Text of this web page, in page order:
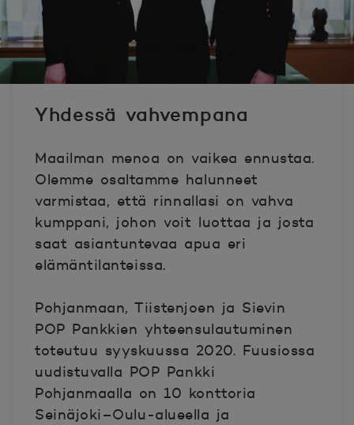
Yhdessä vahvempana
Maailman menoa on vaikea ennustaa.
Olemme osaltamme halunneet
varmistaa, että rinnallasi on vahva
kumppani, johon voit luottaa ja josta
saat asiantuntevaa apua eri
elämäntilanteissa.
Pohjanmaan, Tiistenjoen ja Sievin
POP Pankkien yhteensulautuminen
toteutuu syyskuussa 2020. Fuusiossa
uudistuvalla POP Pankki
Pohjanmaalla on 10 konttoria
Seinäjoki–Oulu-alueella ja